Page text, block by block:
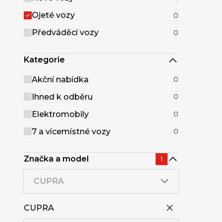
Ojeté vozy 0
Předváděcí vozy 0
Kategorie
Akční nabídka 0
Ihned k odběru 0
Elektromobily 0
7 a vícemístné vozy 0
Značka a model 1
CUPRA
CUPRA